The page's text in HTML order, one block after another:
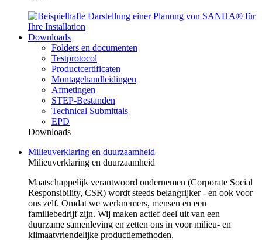
Downloads
Folders en documenten
Testprotocol
Productcertificaten
Montagehandleidingen
Afmetingen
STEP-Bestanden
Technical Submittals
EPD
Downloads
Milieuverklaring en duurzaamheid
Milieuverklaring en duurzaamheid
Maatschappelijk verantwoord ondernemen (Corporate Social
Responsibility, CSR) wordt steeds belangrijker - en ook voor
ons zelf. Omdat we werknemers, mensen en een
familiebedrijf zijn. Wij maken actief deel uit van een
duurzame samenleving en zetten ons in voor milieu- en
klimaatvriendelijke productiemethoden.